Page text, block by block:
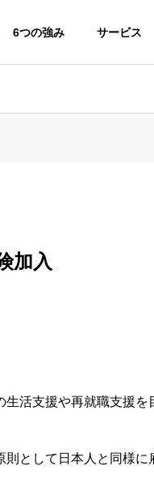
6つの強み サービス
加入
活支援や再就職支援を
として日本人と同様